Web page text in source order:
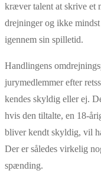
kræver talent at skrive et
drejninger og ikke
igennem sin spilletid.
Handlingens
jurymedlemmer efter
kendes skyldig eller ej.
hvis den tiltalte, en 18-
bliver kendt skyldig, vil
Der er således virkelig
spænding.